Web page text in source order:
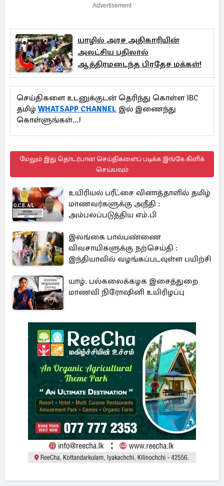
Advertisement
யாழில் அரச அதிகாரியின்
அலட்சிய பதிலால்
ஆத்திரமடைந்த பிரதேச மக்கள்!
செய்திகளை உடனுக்குடன் தெரிந்து கொள்ள IBC
தமிழ் WHATSAPP CHANNEL இல் இணைந்து
கொள்ளுங்கள்...!
மேலும் இது தொடர்பான செய்திகளைப் படிக்க இங்கே கிளிக்
செய்யவும்
உயிரியல் பரீட்சை வினாத்தாளில் தமிழ்
மாணவர்களுக்கு அநீதி :
அம்பலப்படுத்திய எம்.பி
இலங்கை பால்பண்ணை
விவசாயிகளுக்கு நற்செய்தி :
இந்தியாவில் வழங்கப்படவுள்ள பயிற்சி
யாழ். பல்கலைக்கழக இசைத்துறை
மாணவி நிரோஷினி உயிரிழப்பு